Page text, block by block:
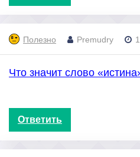
Полезно Premudry
Что значит слово
Ответить